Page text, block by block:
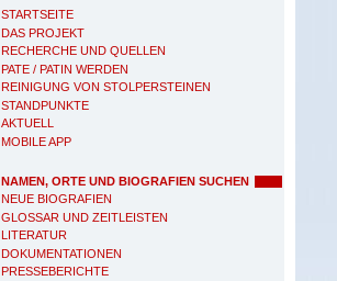
STARTSEITE
DAS PROJEKT
RECHERCHE UND QUELLEN
PATE / PATIN WERDEN
REINIGUNG VON STOLPERSTEINEN
STANDPUNKTE
AKTUELL
MOBILE APP
NAMEN, ORTE UND BIOGRAFIEN SUCHEN
NEUE BIOGRAFIEN
GLOSSAR UND ZEITLEISTEN
LITERATUR
DOKUMENTATIONEN
PRESSEBERICHTE